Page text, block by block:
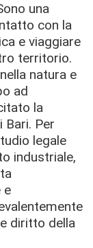
una
con la
e viaggiare
territorio.
natura e
ad
la
Per
legale
industriale,
e
diritto della